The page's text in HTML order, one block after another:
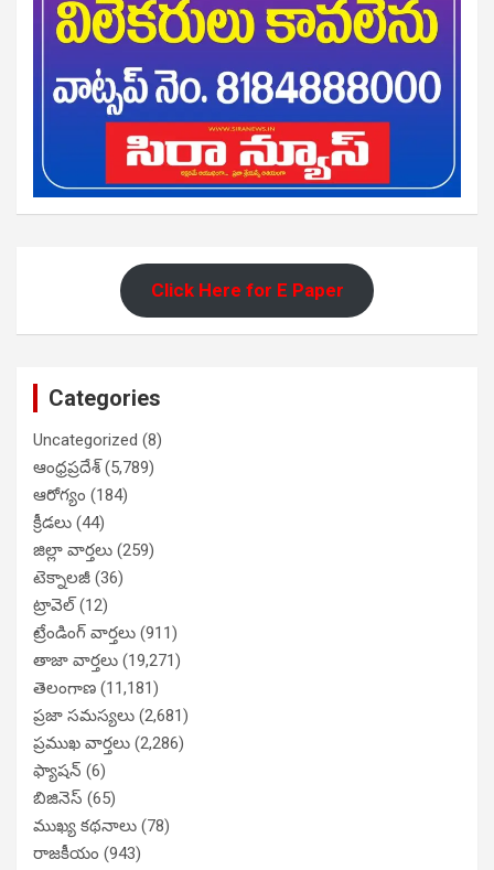
Click Here for E Paper
Categories
Uncategorized (8)
ఆంధ్రప్రదేశ్(5,789)
ఆరోగ్యం (184)
క్రీడలు (44)
జిల్లా వార్తలు (259)
టెక్నాలజీ (36)
ట్రావెల్(12)
ట్రేండింగ్ వార్తలు (911)
తాజా వార్తలు (19,271)
తెలంగాణ (11,181)
ప్రజా సమస్యలు (2,681)
ప్రముఖ వార్తలు (2,286)
ఫ్యాషన్ (6)
బిజినెస్ (65)
ముఖ్య కథనాలు (78)
రాజకీయం (943)